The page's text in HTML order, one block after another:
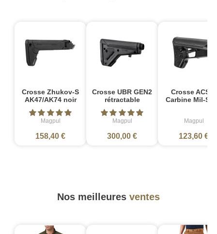
Crosse Zhukov-S
AK47/AK74 noir
Magpul
158,40 €
Crosse UBR GEN2
rétractable
Magpul
300,00 €
Crosse ACS-L
Carbine Mil-
Magpul
123,60 €
Nos meilleures ventes